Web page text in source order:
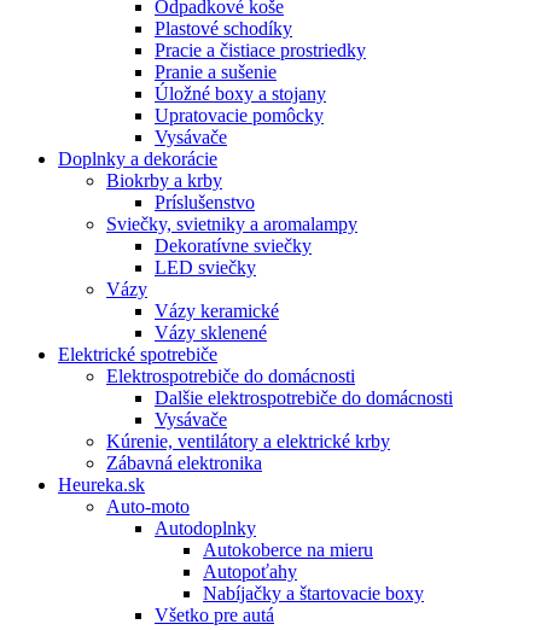
Odpadkové koše
Plastové schodíky
Pracie a čistiace prostriedky
Pranie a sušenie
Úložné boxy a stojany
Upratovacie pomôcky
Vysávače
Doplnky a dekorácie
Biokrby a krby
Príslušenstvo
Sviečky, svietniky a aromalampy
Dekoratívne sviečky
LED sviečky
Vázy
Vázy keramické
Vázy sklenené
Elektrické spotrebiče
Elektrospotrebiče do domácnosti
Dalšie elektrospotrebiče do domácnosti
Vysávače
Kúrenie, ventilátory a elektrické krby
Zábavná elektronika
Heureka.sk
Auto-moto
Autodoplnky
Autokoberce na mieru
Autopoťahy
Nabíjačky a štartovacie boxy
Všetko pre autá